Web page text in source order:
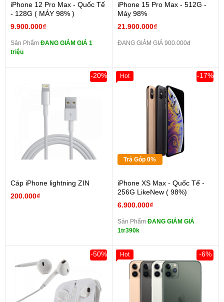
iPhone 12 Pro Max - Quốc Tế
- 128G ( MÁY 98% )
9.900.000₫
Sản Phẩm ĐANG GIẢM GIÁ 1
triệu
iPhone 15 Pro Max - 512G -
Máy 98%
21.900.000₫
ĐANG GIẢM GIÁ 900.000đ
Cáp iPhone lightning ZIN
200.000₫
-20%
Trả Góp 0%
iPhone XS Max - Quốc Tế -
256G LikeNew ( 98%)
6.900.000₫
-17%
Sản Phẩm ĐANG GIẢM GIÁ
1tr390k
Hot
-50% -6%
Hot